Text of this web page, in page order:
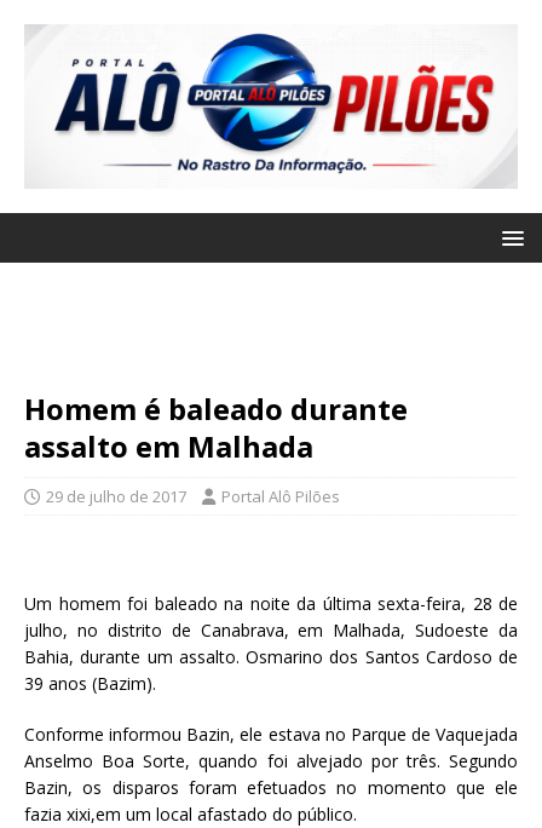
Homem é baleado durante
assalto em Malhada
29 de julho de 2017 Portal Alô Pilões
Um homem foi baleado na noite da última sexta-feira, 28 de
julho, no distrito de Canabrava, em Malhada, Sudoeste da
Bahia, durante um assalto. Osmarino dos Santos Cardoso de
39 anos (Bazim).
Conforme informou Bazin, ele estava no Parque de Vaquejada
Anselmo Boa Sorte, quando foi alvejado por três. Segundo
Bazin, os disparos foram efetuados no momento que ele
fazia xixi,em um local afastado do público.